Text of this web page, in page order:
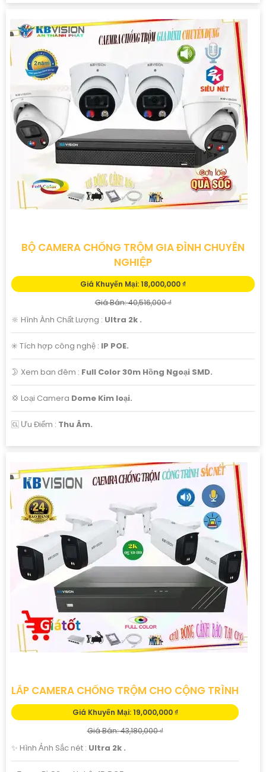
BỘ CAMERA CHỐNG TRỘM GIA ĐÌNH CHUYÊN
NGHIỆP
Giá Khuyến Mại: 18,000,000 ₫
Giá Bán: 40,516,000 ₫
🔆 Hình Ành Chất Lượng : Ultra 2k .
✳️ Tích hợp công nghệ : IP POE.
🌛 Xem ban đêm : Full Color 30m Hồng Ngoại SMD.
💢 Loại Camera Dome Kim loại.
️🆑 Ưu Điểm : Thu Âm.
LẮP CAMERA CHỐNG TRỘM CHO CỘNG TRÌNH
Giá Khuyến Mại: 19,000,000 ₫
Giá Bán: 43,180,000 ₫
✨ Hình Ảnh Sắc nét : Ultra 2k .